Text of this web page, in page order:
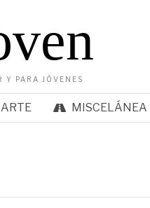
PARA JÓVENES
ARTE MISCELÁNEA